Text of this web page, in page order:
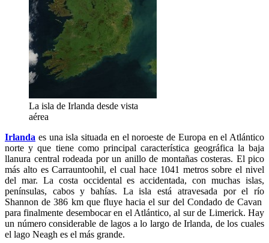
La isla de Irlanda desde vista
aérea
Irlanda es una isla situada en el noroeste de Europa en el Atlántico
norte y que tiene como principal característica geográfica la baja
llanura central rodeada por un anillo de montañas costeras. El pico
más alto es Carrauntoohil, el cual hace 1041 metros sobre el nivel
del mar. La costa occidental es accidentada, con muchas islas,
penínsulas, cabos y bahías. La isla está atravesada por el río
Shannon de 386 km que fluye hacia el sur del Condado de Cavan
para finalmente desembocar en el Atlántico, al sur de Limerick. Hay
un número considerable de lagos a lo largo de Irlanda, de los cuales
el lago Neagh es el más grande.